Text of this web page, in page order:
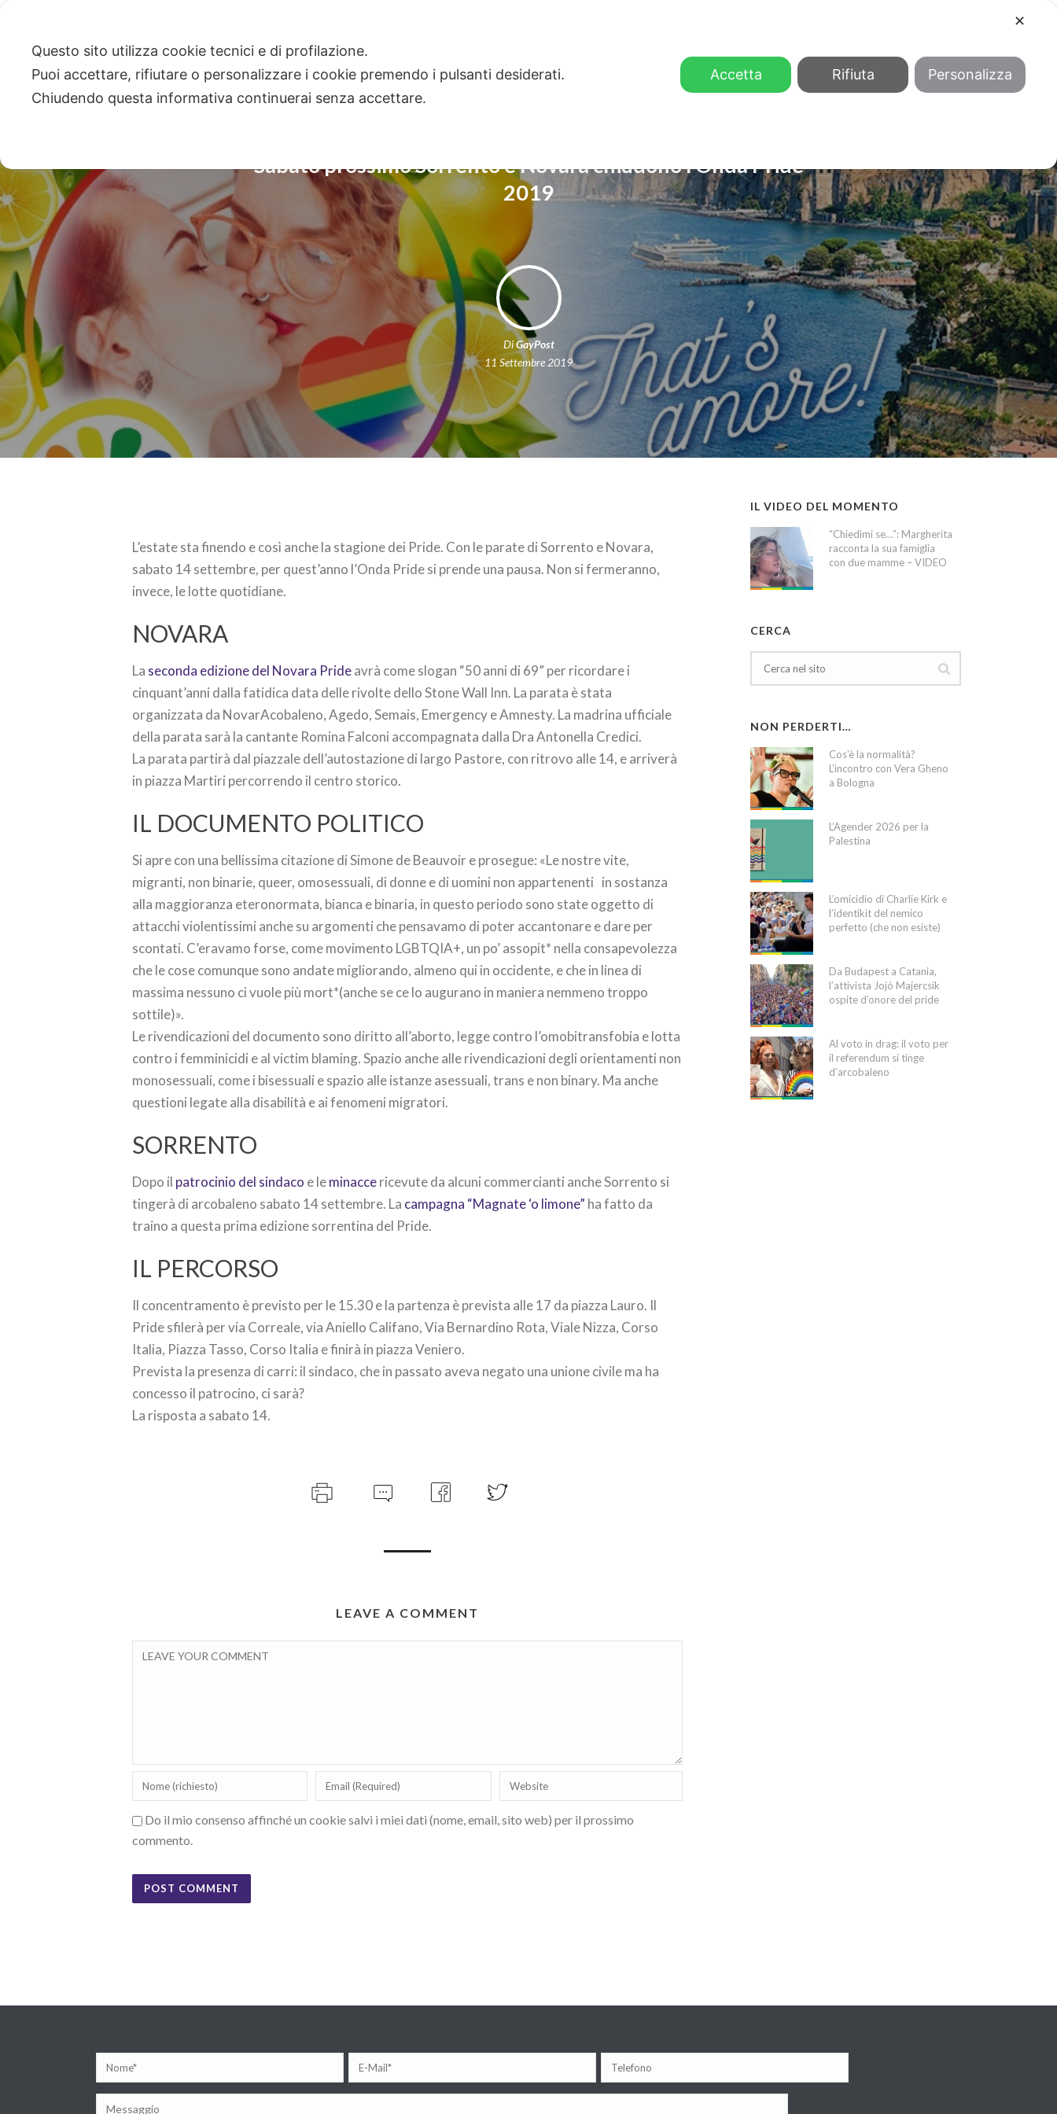
Sabato prossimo Sorrento e Novara chiudono l’Onda Pride
2019
DiGayPost
11 Settembre 2019
L’estate sta finendo e così anche la stagione dei Pride. Con le parate di Sorrento e Novara,
sabato 14 settembre, per quest’anno l’Onda Pride si prende una pausa. Non si fermeranno,
invece, le lotte quotidiane.
NOVARA
La seconda edizione del Novara Prideavrà come slogan “50 anni di 69” per ricordare i
cinquant’anni dalla fatidica data delle rivolte dello Stone Wall Inn. La parata è stata
organizzata da NovarAcobaleno, Agedo, Semais, Emergency e Amnesty. La madrina ufficiale
della parata sarà la cantante Romina Falconi accompagnata dalla Dra Antonella Credici.
La parata partirà dal piazzale dell’autostazione di largo Pastore, con ritrovo alle 14, e arriverà
in piazza Martiri percorrendo il centro storico.
IL DOCUMENTO POLITICO
Si apre con una bellissima citazione di Simone de Beauvoir e prosegue: «Le nostre vite,
migranti, non binarie, queer, omosessuali, di donne e di uomini non appartenenti in sostanza
alla maggioranza eteronormata, bianca e binaria, in questo periodo sono state oggetto di
attacchi violentissimi anche su argomenti che pensavamo di poter accantonare e dare per
scontati. C’eravamo forse, come movimento LGBTQIA+, un po’ assopit* nella consapevolezza
che le cose comunque sono andate migliorando, almeno qui in occidente, e che in linea di
massima nessuno ci vuole più mort*(anche se ce lo augurano in maniera nemmeno troppo
sottile)».
Le rivendicazioni del documento sono diritto all’aborto, legge contro l’omobitransfobia e lotta
contro i femminicidi e al victim blaming. Spazio anche alle rivendicazioni degli orientamenti non
monosessuali, come i bisessuali e spazio alle istanze asessuali, trans e non binary. Ma anche
questioni legate alla disabilità e ai fenomeni migratori.
SORRENTO
Dopo il patrocinio del sindaco e leminaccericevute da alcuni commercianti anche Sorrento si
tingerà di arcobaleno sabato 14 settembre. La campagna “Magnate ‘o limone” ha fatto da
traino a questa prima edizione sorrentina del Pride.
IL PERCORSO
Il concentramento è previsto per le 15.30 e la partenza è prevista alle 17 da piazza Lauro. Il
Pride sfilerà per via Correale, via Aniello Califano, Via Bernardino Rota, Viale Nizza, Corso
Italia, Piazza Tasso, Corso Italia e finirà in piazza Veniero.
Prevista la presenza di carri: il sindaco, che in passato aveva negato una unione civile ma ha
concesso il patrocino, ci sarà?
La risposta a sabato 14.
LEAVE A COMMENT
Do il mio consenso affinché un cookie salvi i miei dati (nome, email, sito web) per il prossimo
commento.
IL VIDEO DEL MOMENTO
“Chiedimi se…”: Margherita
racconta la sua famiglia
con due mamme – VIDEO
CERCA
NON PERDERTI…
Cos’è la normalità?
L’incontro con Vera Gheno
a Bologna
L’Agender 2026 per la
Palestina
L’omicidio di Charlie Kirk e
l’identikit del nemico
perfetto (che non esiste)
Da Budapest a Catania,
l’attivista Jojó Majercsik
ospite d’onore del pride
Al voto in drag: il voto per
il referendum si tinge
d’arcobaleno
✕
Questo sito utilizza cookie tecnici e di profilazione.
Puoi accettare, rifiutare o personalizzare i cookie premendo i pulsanti desiderati.
Chiudendo questa informativa continuerai senza accettare.
Accetta Rifiuta Personalizza